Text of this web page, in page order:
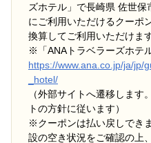
ズホテル」で長崎県 佐世
にご利用いただけるクーポ
換算してご利用いただけま
※「ANAトラベラーズホテ
https://www.ana.co.jp/ja/jp/
_hotel/
（外部サイトへ遷移します
トの方針に従います）
※クーポンは払い戻しでき
設の空き状況をご確認の上